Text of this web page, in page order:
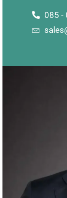
085 -